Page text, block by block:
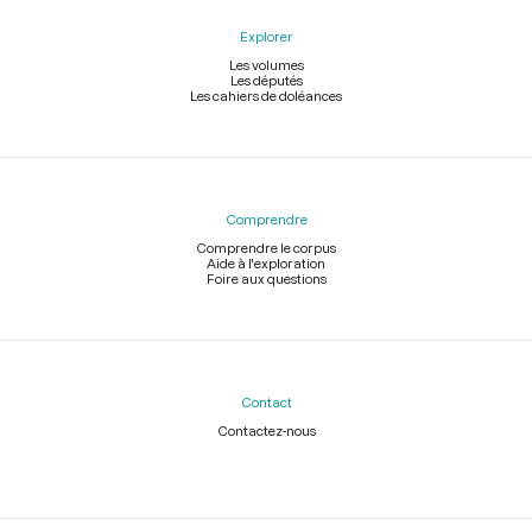
Explorer
Les volumes
Les députés
Les cahiers de doléances
Comprendre
Comprendre le corpus
Aide à l'exploration
Foire aux questions
Contact
Contactez-nous
Légal